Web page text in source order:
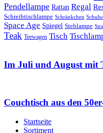
Pendellampe Rattan Regal
Schreibtischlampe Schränkchen
Space Age Spiegel Stehlampe
Teak Teewagen Tisch
Im Juli und August mit
Couchtisch aus den
Startseite
Sortiment